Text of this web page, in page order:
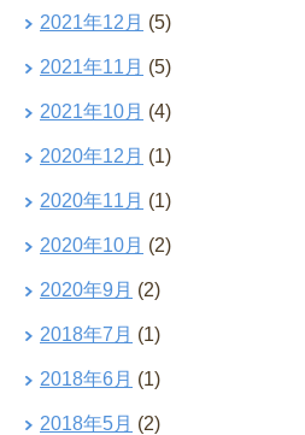
2021年12月 (5)
2021年11月 (5)
2021年10月 (4)
2020年12月 (1)
2020年11月 (1)
2020年10月 (2)
2020年9月 (2)
2018年7月 (1)
2018年6月 (1)
2018年5月 (2)